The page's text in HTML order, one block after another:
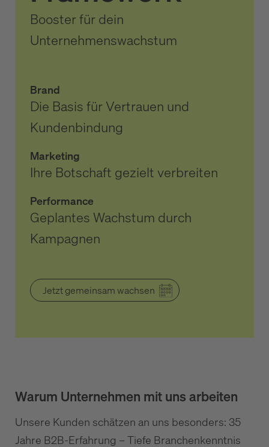
Booster für dein
Unternehmenswachstum
Brand
Die Basis für Vertrauen und
Kundenbindung
Marketing
Ihre Botschaft gezielt verbreiten
Performance
Geplantes Wachstum durch
Kampagnen
Jetzt gemeinsam wachsen
Warum Unternehmen mit uns arbeiten
Unsere Kunden schätzen an uns besonders: 35
Jahre B2B-Erfahrung – Tiefe Branchenkenntnis